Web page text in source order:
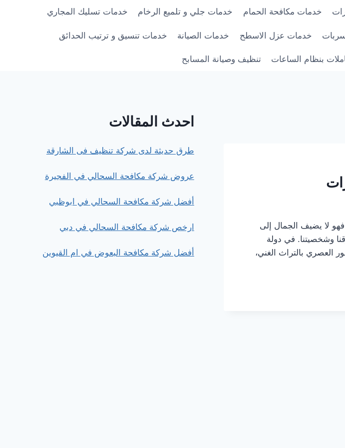
خدمات مكافحة الحمام خدمات جلي و تلميع الرخام خدمات تسليك المجاري
خدمات عزل الاسطح خدمات الصيانة خدمات تنسيق و ترتيب الحدائق
بنظام الساعات تنظيف وصيانة المسابح
فهو لا يضيف الجمال إلى
وشخصيتنا. في دولة
العصري بالتراث الغني،
احدث المقالات
طرق حديثة لدى شركة تنظيف فى الشارقة
عروض شركة مكافحة السحالي في الفجيرة
أفضل شركة مكافحة السحالي في ابوظبي
ارخص شركة مكافحة السحالي في دبي
أفضل شركة مكافحة البعوض في ام القيوين